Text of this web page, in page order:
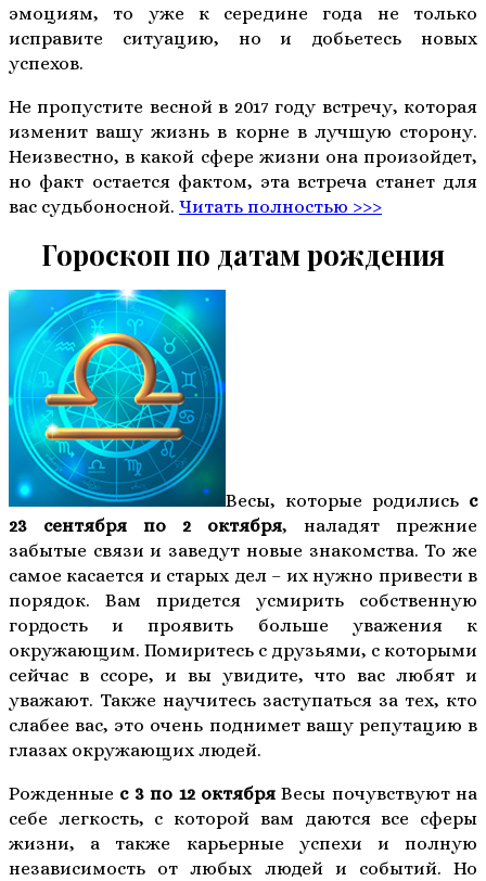
эмоциям, то уже к середине года не только
исправите ситуацию, но и добьетесь новых
успехов.
Не пропустите весной в 2017 году встречу, которая
изменит вашу жизнь в корне в лучшую сторону.
Неизвестно, в какой сфере жизни она произойдет,
но факт остается фактом, эта встреча станет для
вас судьбоносной. Читать полностью >>>
Гороскоп по датам рождения
Весы, которые родились с
23 сентября по 2 октября, наладят прежние
забытые связи и заведут новые знакомства. То же
самое касается и старых дел – их нужно привести в
порядок. Вам придется усмирить собственную
гордость и проявить больше уважения к
окружающим. Помиритесь с друзьями, с которыми
сейчас в ссоре, и вы увидите, что вас любят и
уважают. Также научитесь заступаться за тех, кто
слабее вас, это очень поднимет вашу репутацию в
глазах окружающих людей.
Рожденные с 3 по 12 октябряВесы почувствуют на
себе легкость, с которой вам даются все сферы
жизни, а также карьерные успехи и полную
независимость от любых людей и событий. Но